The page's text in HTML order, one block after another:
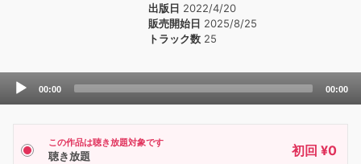
出版日 2022/4/20
販売開始日 2025/8/25
トラック数 25
Audio
00:00 00:00
この作品は聴き放題対象です
聴き放題 初回 ¥0